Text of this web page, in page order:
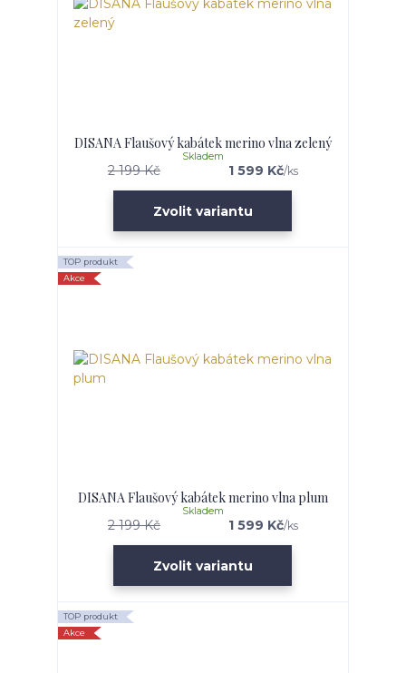
DISANA Flaušový kabátek merino vlna zelený
2 199 Kč 1 599 Kč/ks
Skladem
Zvolit variantu
TOP produkt
Akce
DISANA Flaušový kabátek merino vlna plum
2 199 Kč 1 599 Kč/ks
Skladem
Zvolit variantu
TOP produkt
Akce